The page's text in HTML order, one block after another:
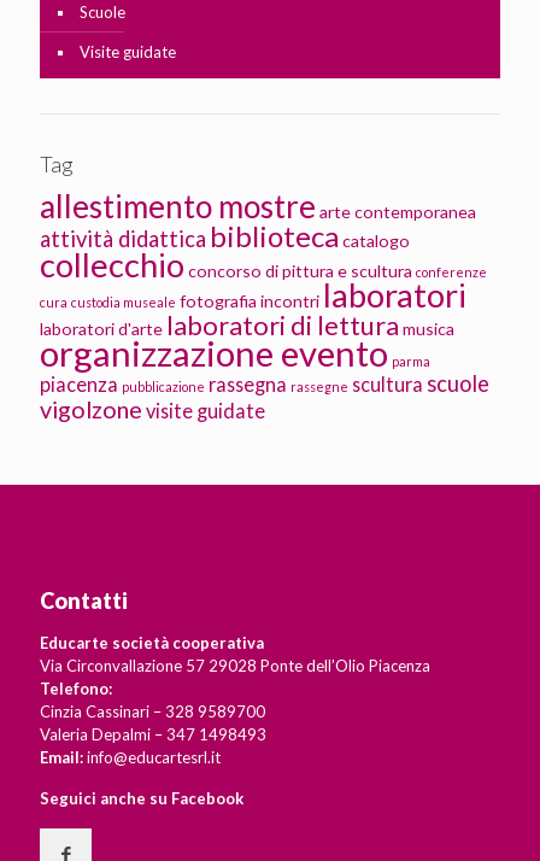
Scuole
Visite guidate
Tag
allestimento mostre arte contemporanea
attività didattica biblioteca catalogo
collecchio concorso di pittura e scultura conferenze
cura custodia museale fotografia incontri laboratori
laboratori d'arte laboratori di lettura musica
organizzazione evento parma
piacenza pubblicazione rassegna rassegne scultura scuole
vigolzone visite guidate
Contatti
Educarte società cooperativa
Via Circonvallazione 57 29028 Ponte dell’Olio Piacenza
Telefono:
Cinzia Cassinari – 328 9589700
Valeria Depalmi – 347 1498493
Email:info@educartesrl.it
Seguici anche su Facebook